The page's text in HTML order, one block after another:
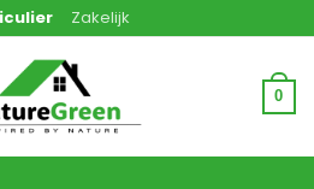
Zakelijk
0